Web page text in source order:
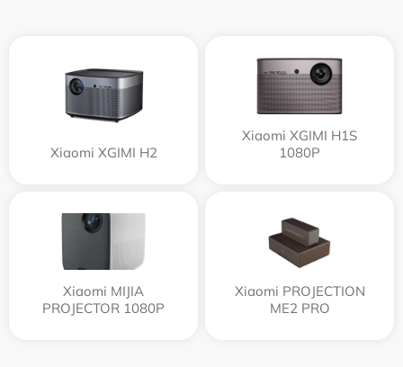
Xiaomi XGIMI H2
Xiaomi XGIMI H1S
1080P
Xiaomi MIJIA
PROJECTOR 1080P
Xiaomi PROJECTION
ME2 PRO